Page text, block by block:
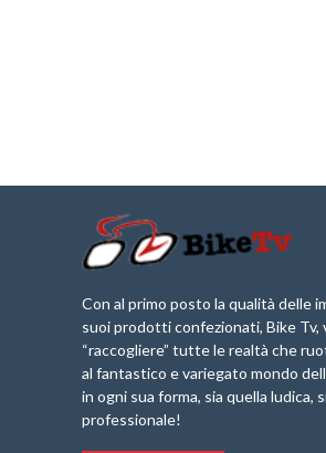
Con al primo posto la qualità delle
suoi prodotti confezionati, Bike Tv,
“raccogliere” tutte le realtà che
al fantastico e variegato mondo
in ogni sua forma, sia quella ludica,
professionale!